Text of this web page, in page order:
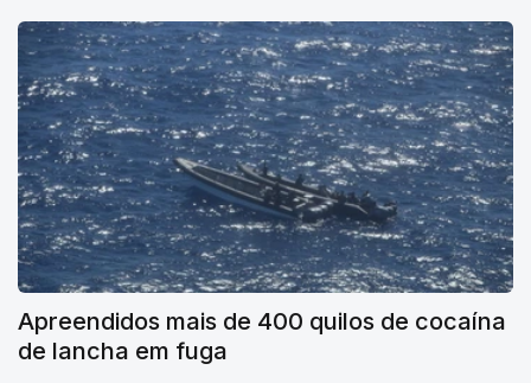
Apreendidos mais de 400 quilos de cocaína
de lancha em fuga